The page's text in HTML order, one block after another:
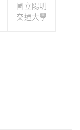
國立陽明
交通大學